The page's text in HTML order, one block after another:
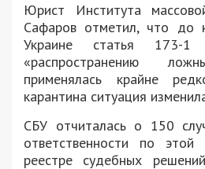
Юрист Института
Сафаров отметил, что до
Украине статья 173-1
«распространению
применялась крайне
карантина ситуация
СБУ отчиталась о 150
ответственности по этой
реестре судебных